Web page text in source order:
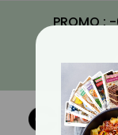
PROMO :